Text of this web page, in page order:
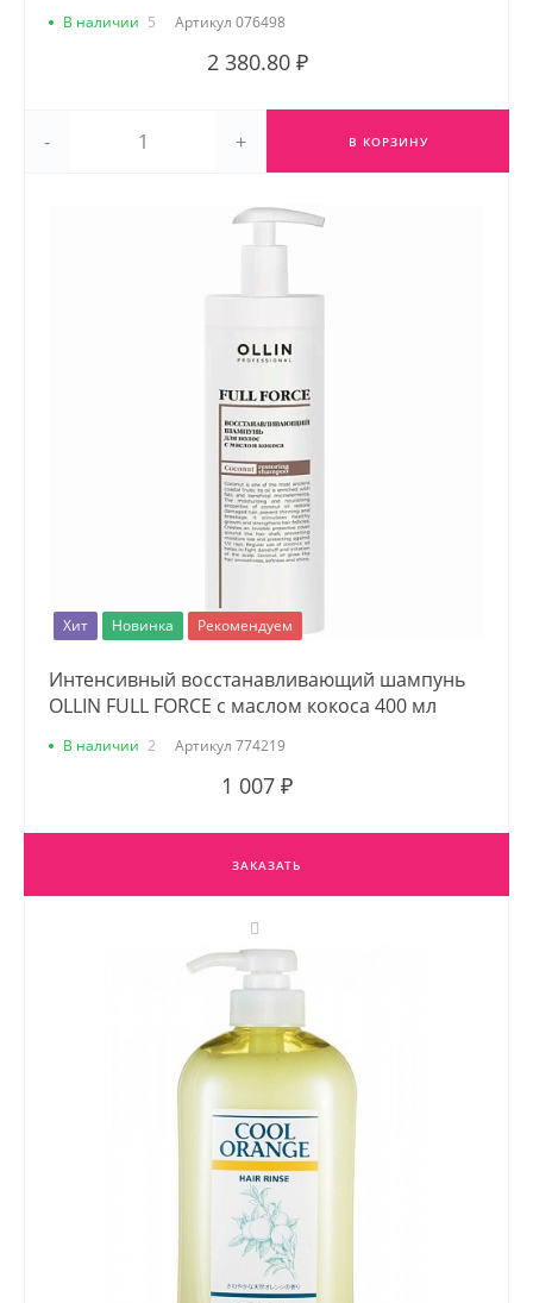
В наличии 5 Артикул 076498
2 380.80 ₽
- + В КОРЗИНУ
Хит Новинка Рекомендуем
Интенсивный восстанавливающий шампунь
OLLIN FULL FORCE с маслом кокоса 400 мл
В наличии 2 Артикул 774219
1 007 ₽
ЗАКАЗАТЬ